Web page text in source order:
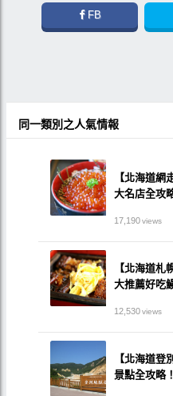
FB
同一類別之人氣情報
【北海道
大名店全攻
17,190views
【北海道
大推薦好吃
12,530views
【北海道
景點全攻略！